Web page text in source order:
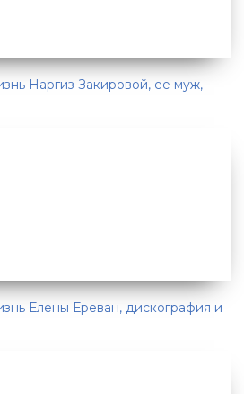
Наргиз Закировой, ее муж,
Елены Ереван, дискография и